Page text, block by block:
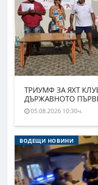
ТРИУМФ ЗА ЯХТ
ДЪРЖАВНОТО
05.08.2026 10:30ч.
ВОДЕЩИ НОВИНИ